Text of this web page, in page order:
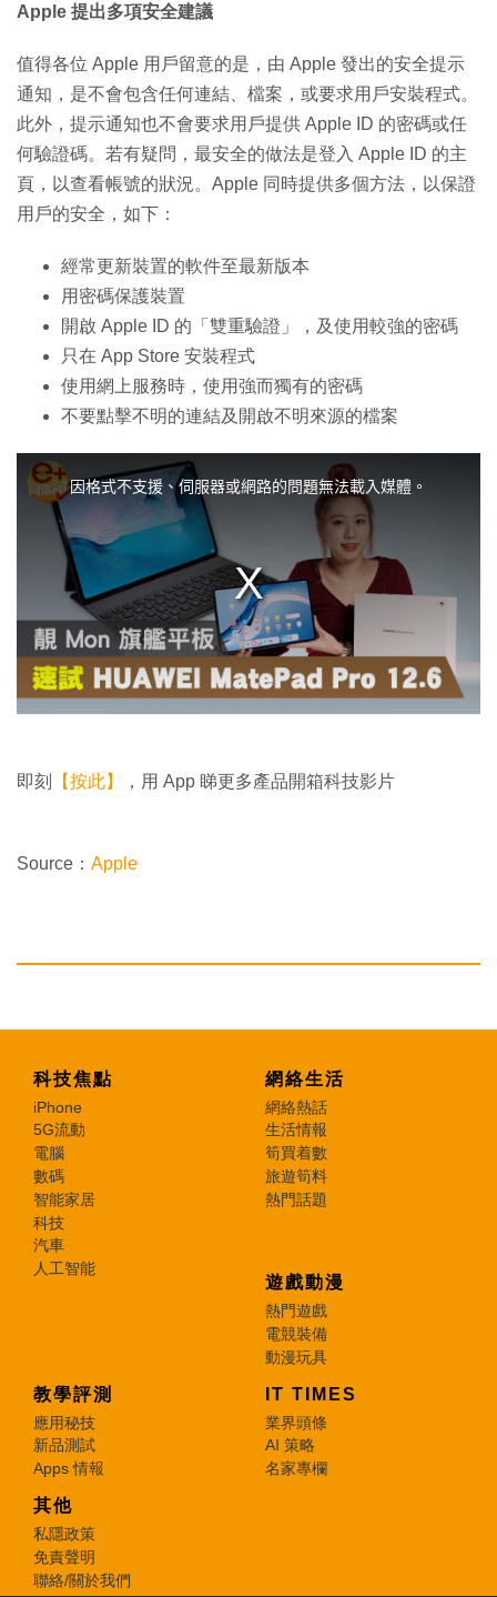
Apple 提出多項安全建議
值得各位 Apple 用戶留意的是，由 Apple 發出的安全提示
通知，是不會包含任何連結、檔案，或要求用戶安裝程式。
此外，提示通知也不會要求用戶提供 Apple ID 的密碼或任
何驗證碼。若有疑問，最安全的做法是登入 Apple ID 的主
頁，以查看帳號的狀況。Apple 同時提供多個方法，以保證
用戶的安全，如下：
經常更新裝置的軟件至最新版本
用密碼保護裝置
開啟 Apple ID 的「雙重驗證」，及使用較強的密碼
只在 App Store 安裝程式
使用網上服務時，使用強而獨有的密碼
不要點擊不明的連結及開啟不明來源的檔案
d
.
因格式不支援、伺服器或網路的問題無法載入媒體。
即刻 【按此】 ，用 App 睇更多產品開箱科技影片
Source： Apple
科技焦點
iPhone
5G流動
電腦
數碼
智能家居
科技
汽車
人工智能
網絡生活
網絡熱話
生活情報
筍買着數
旅遊筍料
熱門話題
遊戲動漫
熱門遊戲
電競裝備
動漫玩具
教學評測
應用秘技
新品測試
Apps 情報
IT TIMES
業界頭條
AI 策略
名家專欄
其他
私隱政策
免責聲明
聯絡/關於我們